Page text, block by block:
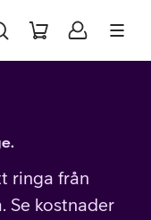
ringa från
Se kostnader